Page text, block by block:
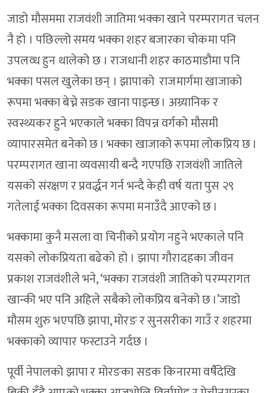
जाडो मौसममा राजवंशी जातिमा भक्का खाने परम्परागत चलन
नै हो । पछिल्लो समय भक्का शहर बजारका चोकमा पनि
उपलव्ध हुन थालेको छ । राजधानी शहर काठमाडौमा पनि
भक्का पसल खुलेका छन् । झापाको राजमार्गमा खाजाको
रूपमा भक्का बेच्ने सडक खाना पाइन्छ । अग्र्यानिक र
स्वस्थ्यकर हुने भएकाले भक्का विपन्न वर्गको मौसमी
व्यापारसमेत बनेको छ । भक्का खाजाको रूपमा लोकप्रिय छ ।
परम्परागत खाना व्यवसायी बन्दै गएपछि राजवंशी जातिले
यसको संरक्षण र प्रवर्द्धन गर्न भन्दै केही वर्ष यता पुस २९
गतेलाई भक्का दिवसका रूपमा मनाउँदै आएको छ ।
भक्कामा कुनै मसला वा चिनीको प्रयोग नहुने भएकाले पनि
यसको लोकप्रियता बढेको हो । झापा गौरादहका जीवन
प्रकाश राजवंशीले भने, ‘भक्का राजवंशी जातिको परम्परागत
खान्की भए पनि अहिले सबैको लोकप्रिय बनेको छ ।’जाडो
मौसम शुरु भएपछि झापा, मोरङ र सुनसरीका गाउँ र शहरमा
भक्काको व्यापार फस्टाउने गर्दछ ।
पूर्वी नेपालको झापा र मोरङका सडक किनारमा वर्षैदेखि